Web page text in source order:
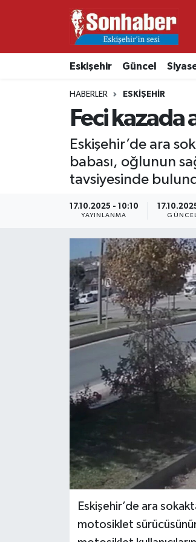
Eskişehir Güncel
HABERLER ESKIŞEHIR
Feci
Eskişehir’de ara
babası, oğlunun
tavsiyesinde
17.10.2025 - 10:10
YAYINLANMA
Eskişehir’de ara
motosiklet
Ekonomi
Kültür & Sanat
Siyaset
Nöbetçi Eczaneler
Namaz Vakitleri
Trafik Durumu
Süper Lig Puan Durumu ve Fikstür
Haber Arşivi